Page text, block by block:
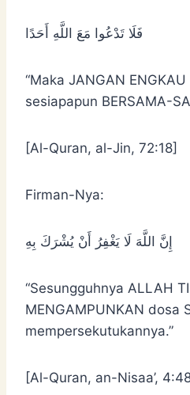
فَلَا تَدْعُوا مَعَ اللَّهِ أَحَدًا
“Maka JANGAN
sesiapapun BERSAMA-
[Al-Quran, al-Jin, 72:18]
Firman-Nya:
إِنَّ اللَّهَ لَا يَغْفِرُ أَنْ يُشْرَكَ بِهِ
“Sesungguhnya ALLAH
MENGAMPUNKAN dosa
mempersekutukannya.”
[Al-Quran, an-Nisaa’,